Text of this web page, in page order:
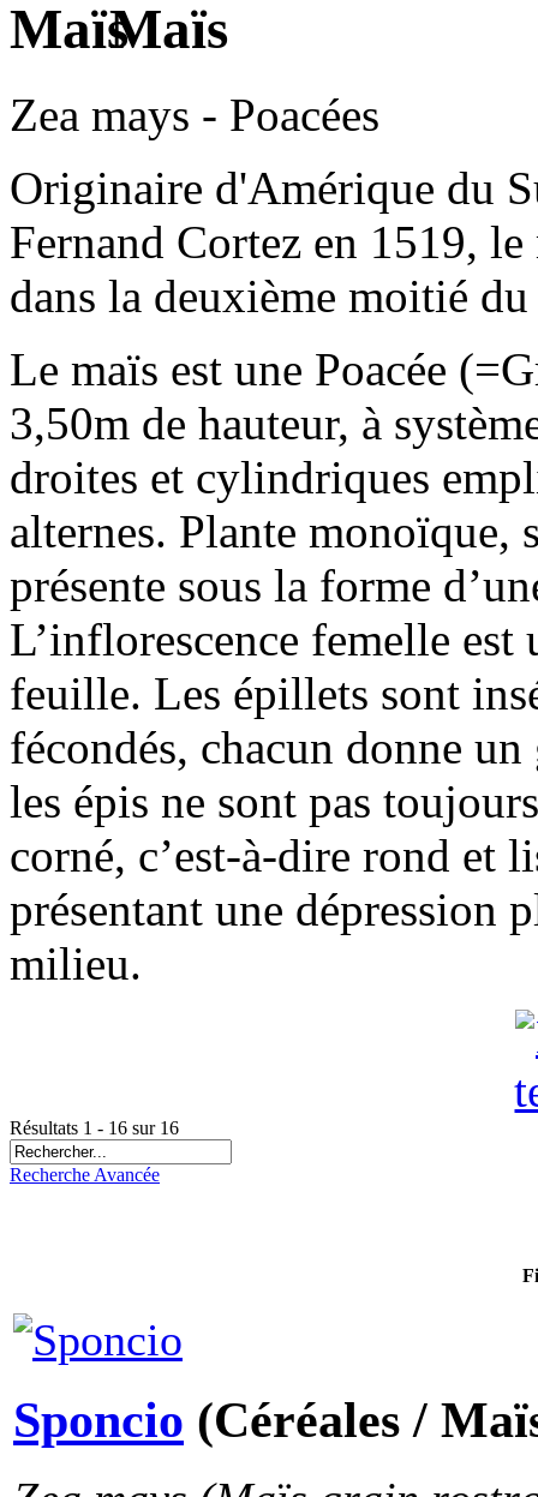
Maïs
Zea mays - Poacées
Originaire d'Amérique du
Fernand Cortez en 1519,
dans la deuxième moitié
Le maïs est une Poacée
3,50m de hauteur, à
droites et cylindriques
alternes. Plante monoïque,
présente sous la forme
L’inflorescence femelle est
feuille. Les épillets sont
fécondés, chacun donne
les épis ne sont pas
corné, c’est-à-dire rond et
présentant une dépression
milieu.
Résultats 1 - 16 sur 16
Recherche Avancée
Sponcio (Céréales /